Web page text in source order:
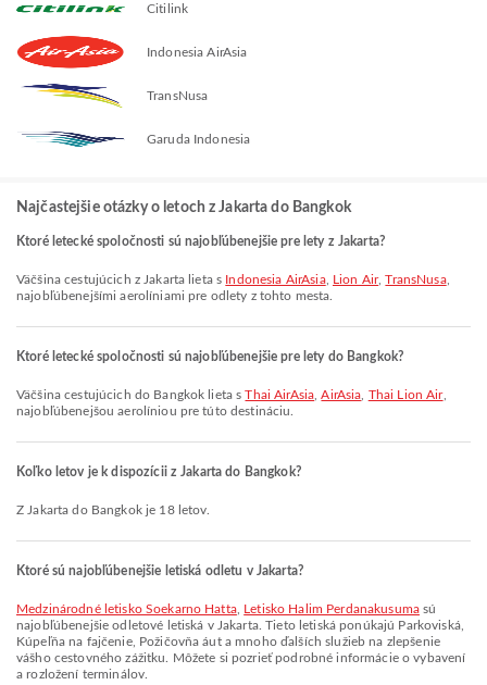
Citilink
Indonesia AirAsia
TransNusa
Garuda Indonesia
Najčastejšie otázky o letoch z Jakarta do Bangkok
Ktoré letecké spoločnosti sú najobľúbenejšie pre lety z Jakarta?
Väčšina cestujúcich z Jakarta lieta s Indonesia AirAsia, Lion Air,TransNusa,
najobľúbenejšími aerolíniami pre odlety z tohto mesta.
Ktoré letecké spoločnosti sú najobľúbenejšie pre lety do Bangkok?
Väčšina cestujúcich do Bangkok lieta sThai AirAsia ,AirAsia Thai Lion Air,
najobľúbenejšou aerolíniou pre túto destináciu.
Koľko letov je k dispozícii z Jakarta do Bangkok?
Z Jakarta do Bangkok je 18 letov.
Ktoré sú najobľúbenejšie letiská odletu v Jakarta?
Medzinárodné letisko Soekarno Hatta, Letisko Halim Perdanakusumasú
najobľúbenejšie odletové letiská v Jakarta. Tieto letiská ponúkajú Parkoviská,
Kúpeľňa na fajčenie, Požičovňa áut a mnoho ďalších služieb na zlepšenie
vášho cestovného zážitku. Môžete si pozrieť podrobné informácie o vybavení
a rozložení terminálov.